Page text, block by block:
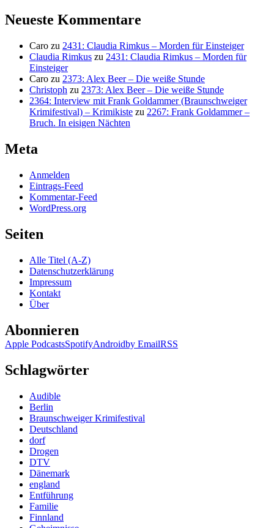
Neueste Kommentare
Caro zu 2431: Claudia Rimkus – Morden für Einsteiger
Claudia Rimkus zu 2431: Claudia Rimkus – Morden für
Einsteiger
Caro zu 2373: Alex Beer – Die weiße Stunde
Christoph zu 2373: Alex Beer – Die weiße Stunde
2364: Interview mit Frank Goldammer (Braunschweiger
Krimifestival) – Krimikiste zu 2267: Frank Goldammer –
Bruch. In eisigen Nächten
Meta
Anmelden
Eintrags-Feed
Kommentar-Feed
WordPress.org
Seiten
Alle Titel (A-Z)
Datenschutzerklärung
Impressum
Kontakt
Über
Abonnieren
Apple PodcastsSpotifyAndroidby EmailRSS
Schlagwörter
Audible
Berlin
Braunschweiger Krimifestival
Deutschland
dorf
Drogen
DTV
Dänemark
england
Entführung
Familie
Finnland